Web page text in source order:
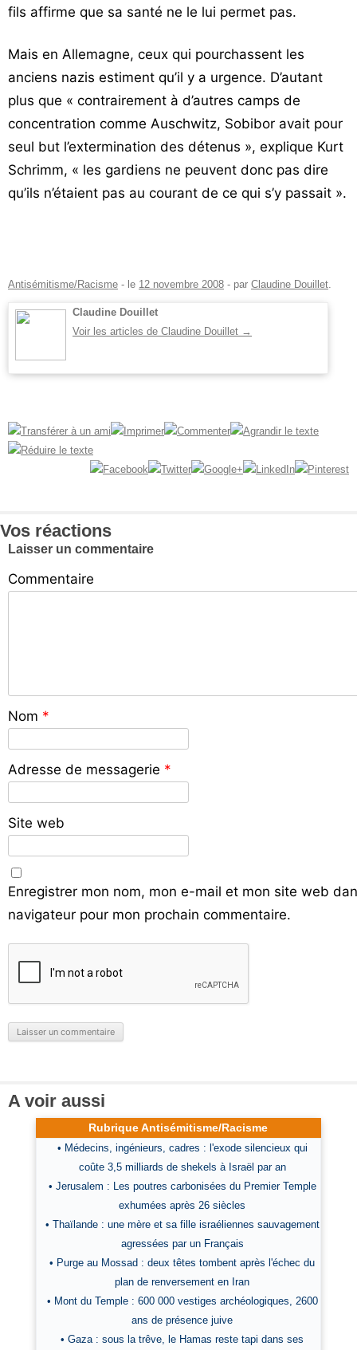
fils affirme que sa santé ne le lui permet pas.
Mais en Allemagne, ceux qui pourchassent les
anciens nazis estiment qu’il y a urgence. D’autant
plus que « contrairement à d’autres camps de
concentration comme Auschwitz, Sobibor avait pour
seul but l’extermination des détenus », explique Kurt
Schrimm, « les gardiens ne peuvent donc pas dire
qu’ils n’étaient pas au courant de ce qui s’y passait ».
Antisémitisme/Racisme - le 12 novembre 2008 - par Claudine Douillet.
Claudine Douillet
Voir les articles de Claudine Douillet →
Vos réactions
Laisser un commentaire
Commentaire
Nom *
Adresse de messagerie *
Site web
Enregistrer mon nom, mon e-mail et mon site web
navigateur pour mon prochain commentaire.
A voir aussi
Rubrique Antisémitisme/Racisme
• Médecins, ingénieurs, cadres : l'exode silencieux qui
coûte 3,5 milliards de shekels à Israël par an
• Jerusalem : Les poutres carbonisées du Premier Temple
exhumées après 26 siècles
• Thaïlande : une mère et sa fille israéliennes sauvagement
agressées par un Français
• Purge au Mossad : deux têtes tombent après l'échec du
plan de renversement en Iran
• Mont du Temple : 600 000 vestiges archéologiques, 2600
ans de présence juive
• Gaza : sous la trêve, le Hamas reste tapi dans ses